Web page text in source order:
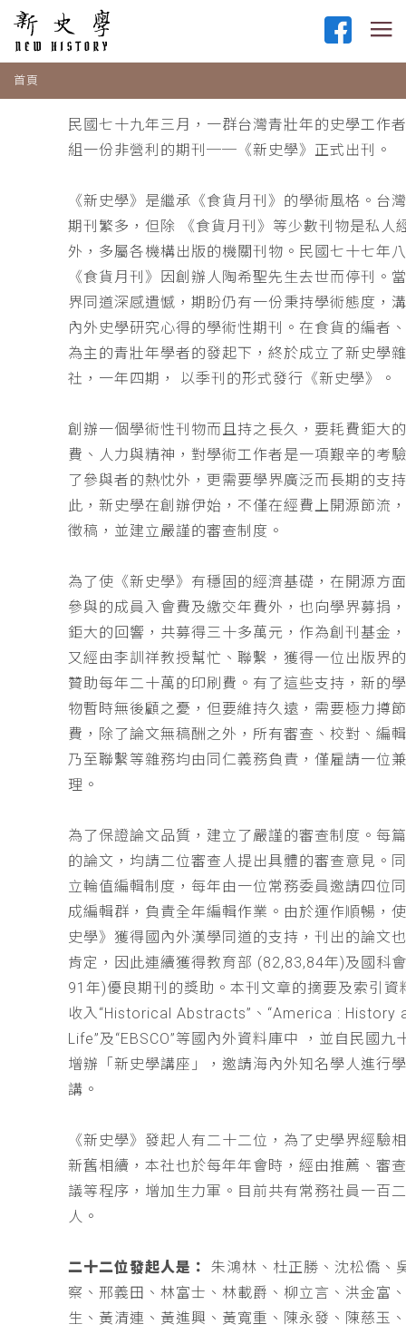
首頁
民國七十九年三月，一群台灣青壯年的史學工作
組一份非營利的期刊──《新史學》正式出刊。
《新史學》是繼承《食貨月刊》的學術風格。台
期刊繁多，但除 《食貨月刊》等少數刊物是私人
外，多屬各機構出版的機關刊物。民國七十七年
《食貨月刊》因創辦人陶希聖先生去世而停刊。
界同道深感遺憾，期盼仍有一份秉持學術態度，
內外史學研究心得的學術性期刊。在食貨的編者
為主的青壯年學者的發起下，終於成立了新史學
社，一年四期， 以季刊的形式發行《新史學》。
創辦一個學術性刊物而且持之長久，要耗費鉅大
費、人力與精神，對學術工作者是一項艱辛的考
了參與者的熱忱外，更需要學界廣泛而長期的支
此，新史學在創辦伊始，不僅在經費上開源節流
徵稿，並建立嚴謹的審查制度。
為了使《新史學》有穩固的經濟基礎，在開源方
參與的成員入會費及繳交年費外，也向學界募捐
鉅大的回響，共募得三十多萬元，作為創刊基金
又經由李訓祥教授幫忙、聯繫，獲得一位出版界
贊助每年二十萬的印刷費。有了這些支持，新的
物暫時無後顧之憂，但要維持久遠，需要極力撙
費，除了論文無稿酬之外，所有審查、校對、編
乃至聯繫等雜務均由同仁義務負責，僅雇請一位
理。
為了保證論文品質，建立了嚴謹的審查制度。每
的論文，均請二位審查人提出具體的審查意見。
立輪值編輯制度，每年由一位常務委員邀請四位
成編輯群，負責全年編輯作業。由於運作順暢，
史學》獲得國內外漢學同道的支持，刊出的論文
肯定，因此連續獲得教育部 (82,83,84年)及國科
91年)優良期刊的獎助。本刊文章的摘要及索引資
收入“Historical Abstracts”、“America : History
Life”及“EBSCO”等國內外資料庫中 ，並自民國九
增辦「新史學講座」，邀請海內外知名學人進行
講。
《新史學》發起人有二十二位，為了史學界經驗
新舊相續，本社也於每年年會時，經由推薦、審
議等程序，增加生力軍。目前共有常務社員一百
人。
二十二位發起人是：
朱鴻林、杜正勝、沈松僑、
察、邢義田、林富士、林載爵、柳立言、洪金富
生、黃清連、黃進興、黃寬重、陳永發、陳慈玉